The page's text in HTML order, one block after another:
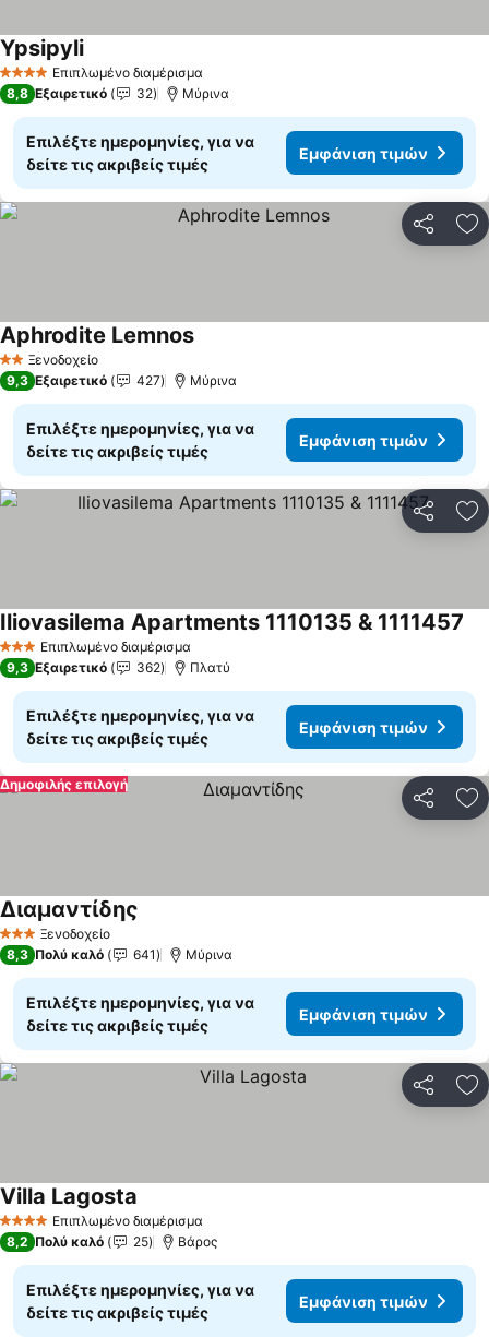
4 ΑστέριαΕπιπλωμένο διαμέρισμα
YpsipyliΕμφάνιση τιμών
8,8 Εξαιρετικό 32 Μύρινα
Επιλέξτε ημερομηνίες, για να
δείτε τις ακριβείς τιμές
Εμφάνιση τιμών
2 ΑστέριαΞενοδοχείο
Aphrodite LemnosΕμφάνιση τιμών
9,3 Εξαιρετικό 427 Μύρινα
Επιλέξτε ημερομηνίες, για να
δείτε τις ακριβείς τιμές
Εμφάνιση τιμών
3 ΑστέριαΕπιπλωμένο διαμέρισμα
Iliovasilema Apartments 1110135 & 1111457
9,3 Εξαιρετικό 362 Πλατύ
Επιλέξτε ημερομηνίες, για να
δείτε τις ακριβείς τιμές
Εμφάνιση τιμών
Δημοφιλής επιλογή
3 ΑστέριαΞενοδοχείο
Διαμαντίδης
8,3 Πολύ καλό 641 Μύρινα
Επιλέξτε ημερομηνίες, για να
δείτε τις ακριβείς τιμές
Εμφάνιση τιμών
4 ΑστέριαΕπιπλωμένο διαμέρισμα
Villa Lagosta
8,2 Πολύ καλό 25 Βάρος
Επιλέξτε ημερομηνίες, για να
δείτε τις ακριβείς τιμές
Εμφάνιση τιμών